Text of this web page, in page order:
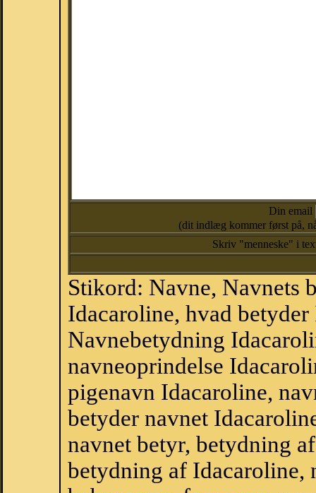
Din email
(dit indlæg kommer først på,
Skriv "menneske" i
Stikord: Navne, Navnets
Idacaroline, hvad
Navnebetydning
navneoprindelse
pigenavn Idacaroline,
betyder navnet
navnet betyr, betydning
betydning af Idacaroline,